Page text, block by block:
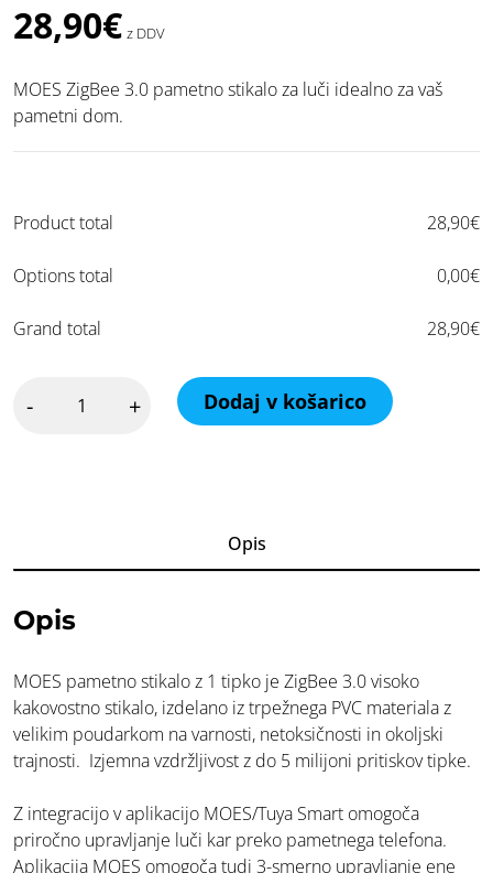
28,90€ z DDV
MOES ZigBee 3.0 pametno stikalo za luči idealno za vaš
pametni dom.
Product total 28,90€
Options total 0,00€
Grand total 28,90€
pametno
- + Dodaj v košarico
Opis
Opis
MOES pametno stikalo z 1 tipko je ZigBee 3.0 visoko
kakovostno stikalo, izdelano iz trpežnega PVC materiala z
velikim poudarkom na varnosti, netoksičnosti in okoljski
trajnosti. Izjemna vzdržljivost z do 5 milijoni pritiskov tipke.
Z integracijo v aplikacijo MOES/Tuya Smart omogoča
priročno upravljanje luči kar preko pametnega telefona.
Aplikacija MOES omogoča tudi 3-smerno upravljanje ene